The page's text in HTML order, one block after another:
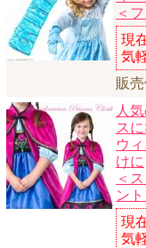
＜
現
気
販
人
ス
ウ
けに
＜
ント
現
気